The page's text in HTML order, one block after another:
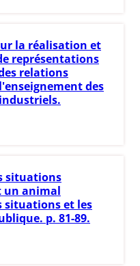
la réalisation et
représentations
relations
des
situations
un animal
situations et les
p. 81-89.